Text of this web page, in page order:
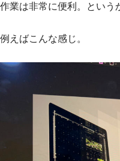
作業は非常に便利。という
例えばこんな感じ。